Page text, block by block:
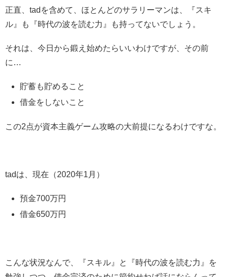
正直、tadを含めて、ほとんどのサラリーマンは、『スキ
ル』も『時代の波を読む力』も持ってないでしょう。
それは、今日から鍛え始めたらいいわけですが、その前
に…
貯蓄も貯めること
借金をしないこと
この2点が資本主義ゲーム攻略の大前提になるわけですな。
tadは、現在（2020年1月）
預金700万円
借金650万円
こんな状況なんで、『スキル』と『時代の波を読む力』を